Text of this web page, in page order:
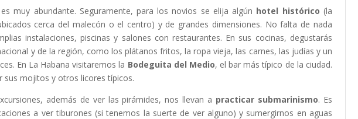
muy abundante. Seguramente, para los novios se elija algún hotel histórico (la
cerca del malecón o el centro) y de grandes dimensiones. No falta de nada
instalaciones, piscinas y salones con restaurantes. En sus cocinas, degustarás
y de la región, como los plátanos fritos, la ropa vieja, las carnes, las judías y un
En La Habana visitaremos la Bodeguita del Medio, el bar más típico de la ciudad.
sus mojitos y otros licores típicos.
además de ver las pirámides, nos llevan a practicar submarinismo. Es
a ver tiburones (si tenemos la suerte de ver alguno) y sumergirnos en aguas